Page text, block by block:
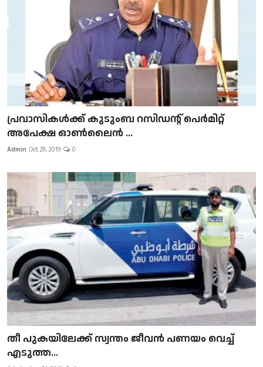
പ്രവാസികള്‍ക്ക് കുടുംബ റസിഡന്റ് പെർമിറ്റ്
അപേക്ഷ ഓൺലൈൻ ...
Admin Oct 29, 2019 0
​​​​​​​തീ പുകയിലേക്ക് സ്വന്തം ജീവന്‍ പണയം വെച്ച്
എടുത്ത...